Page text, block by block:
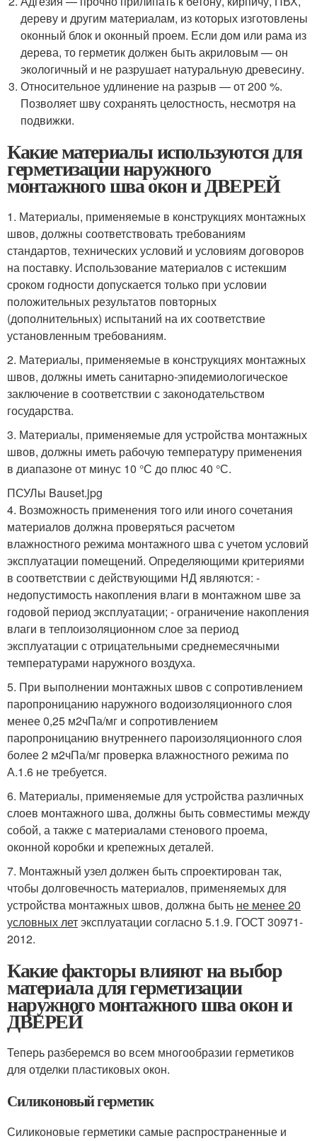
дереву и другим материалам, из которых изготовлены
оконный блок и оконный проем. Если дом или рама из
дерева, то герметик должен быть акриловым — он
экологичный и не разрушает натуральную древесину.
Относительное удлинение на разрыв — от 200 %.
Позволяет шву сохранять целостность, несмотря на
подвижки.
Какие материалы используются для
герметизации наружного
монтажного шва окон и ДВЕРЕЙ
1. Материалы, применяемые в конструкциях монтажных
швов, должны соответствовать требованиям
стандартов, технических условий и условиям договоров
на поставку. Использование материалов с истекшим
сроком годности допускается только при условии
положительных результатов повторных
(дополнительных) испытаний на их соответствие
установленным требованиям.
2. Материалы, применяемые в конструкциях монтажных
швов, должны иметь санитарно-эпидемиологическое
заключение в соответствии с законодательством
государства.
3. Материалы, применяемые для устройства монтажных
швов, должны иметь рабочую температуру применения
в диапазоне от минус 10 °С до плюс 40 °С.
ПСУЛы Bauset.jpg
4. Возможность применения того или иного сочетания
материалов должна проверяться расчетом
влажностного режима монтажного шва с учетом условий
эксплуатации помещений. Определяющими критериями
в соответствии с действующими НД являются: -
недопустимость накопления влаги в монтажном шве за
годовой период эксплуатации; - ограничение накопления
влаги в теплоизоляционном слое за период
эксплуатации с отрицательными среднемесячными
температурами наружного воздуха.
5. При выполнении монтажных швов с сопротивлением
паропроницанию наружного водоизоляционного слоя
менее 0,25 м2чПа/мг и сопротивлением
паропроницанию внутреннего пароизоляционного слоя
более 2 м2чПа/мг проверка влажностного режима по
А.1.6 не требуется.
6. Материалы, применяемые для устройства различных
слоев монтажного шва, должны быть совместимы между
собой, а также с материалами стенового проема,
оконной коробки и крепежных деталей.
7. Монтажный узел должен быть спроектирован так,
чтобы долговечность материалов, применяемых для
устройства монтажных швов, должна быть не менее 20
условных летэксплуатации согласно 5.1.9. ГОСТ 30971-
2012.
Какие факторы влияют на выбор
материала для герметизации
наружного монтажного шва окон и
ДВЕРЕЙ
Теперь разберемся во всем многообразии герметиков
для отделки пластиковых окон.
Силиконовый герметик
Силиконовые герметики самые распространенные и